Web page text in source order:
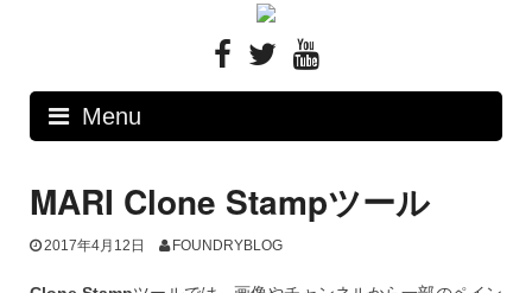
Menu
MARI Clone Stampツール
2017年4月12日 FOUNDRYBLOG